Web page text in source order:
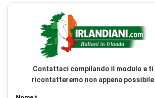
Contattaci compilando il modulo e ti
ricontatteremo non appena possibile